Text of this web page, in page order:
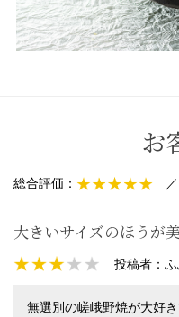
お
総合評価：
大きいサイズのほうが
投稿者：
無選別の嵯峨野焼が大好